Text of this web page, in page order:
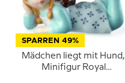
SPARREN 49%
Mädchen liegt mit Hund,
Minifigur Royal